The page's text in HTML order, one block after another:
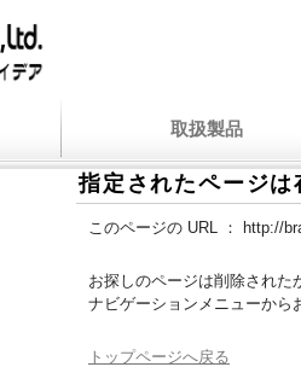
取扱製品
指定されたページ
このページの URL ： http://
お探しのページは削除された
ナビゲーションメニューから
トップページへ戻る